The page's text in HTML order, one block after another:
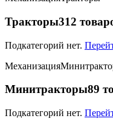
Тракторы312
Подкатегорий нет.
Механизация
Минитракторы89
Подкатегорий нет.